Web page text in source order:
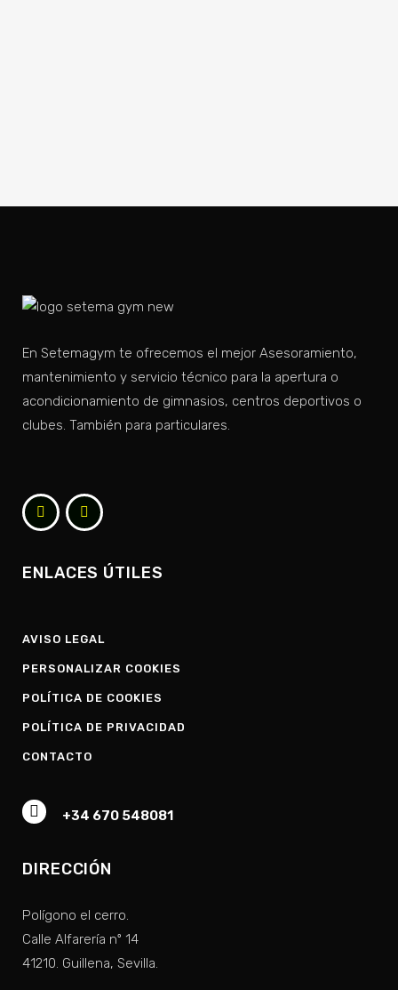
En Setemagym te ofrecemos el mejor Asesoramiento,
mantenimiento y servicio técnico para la apertura o
acondicionamiento de gimnasios, centros deportivos o
clubes. También para particulares.
ENLACES ÚTILES
AVISO LEGAL
PERSONALIZAR COOKIES
POLÍTICA DE COOKIES
POLÍTICA DE PRIVACIDAD
CONTACTO
+34 670 548081
DIRECCIÓN
Polígono el cerro.
Calle Alfarería nº 14
41210. Guillena, Sevilla.